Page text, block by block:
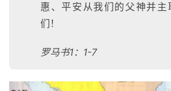
惠、平安从我们的父神并
们！
罗马书1：1-7